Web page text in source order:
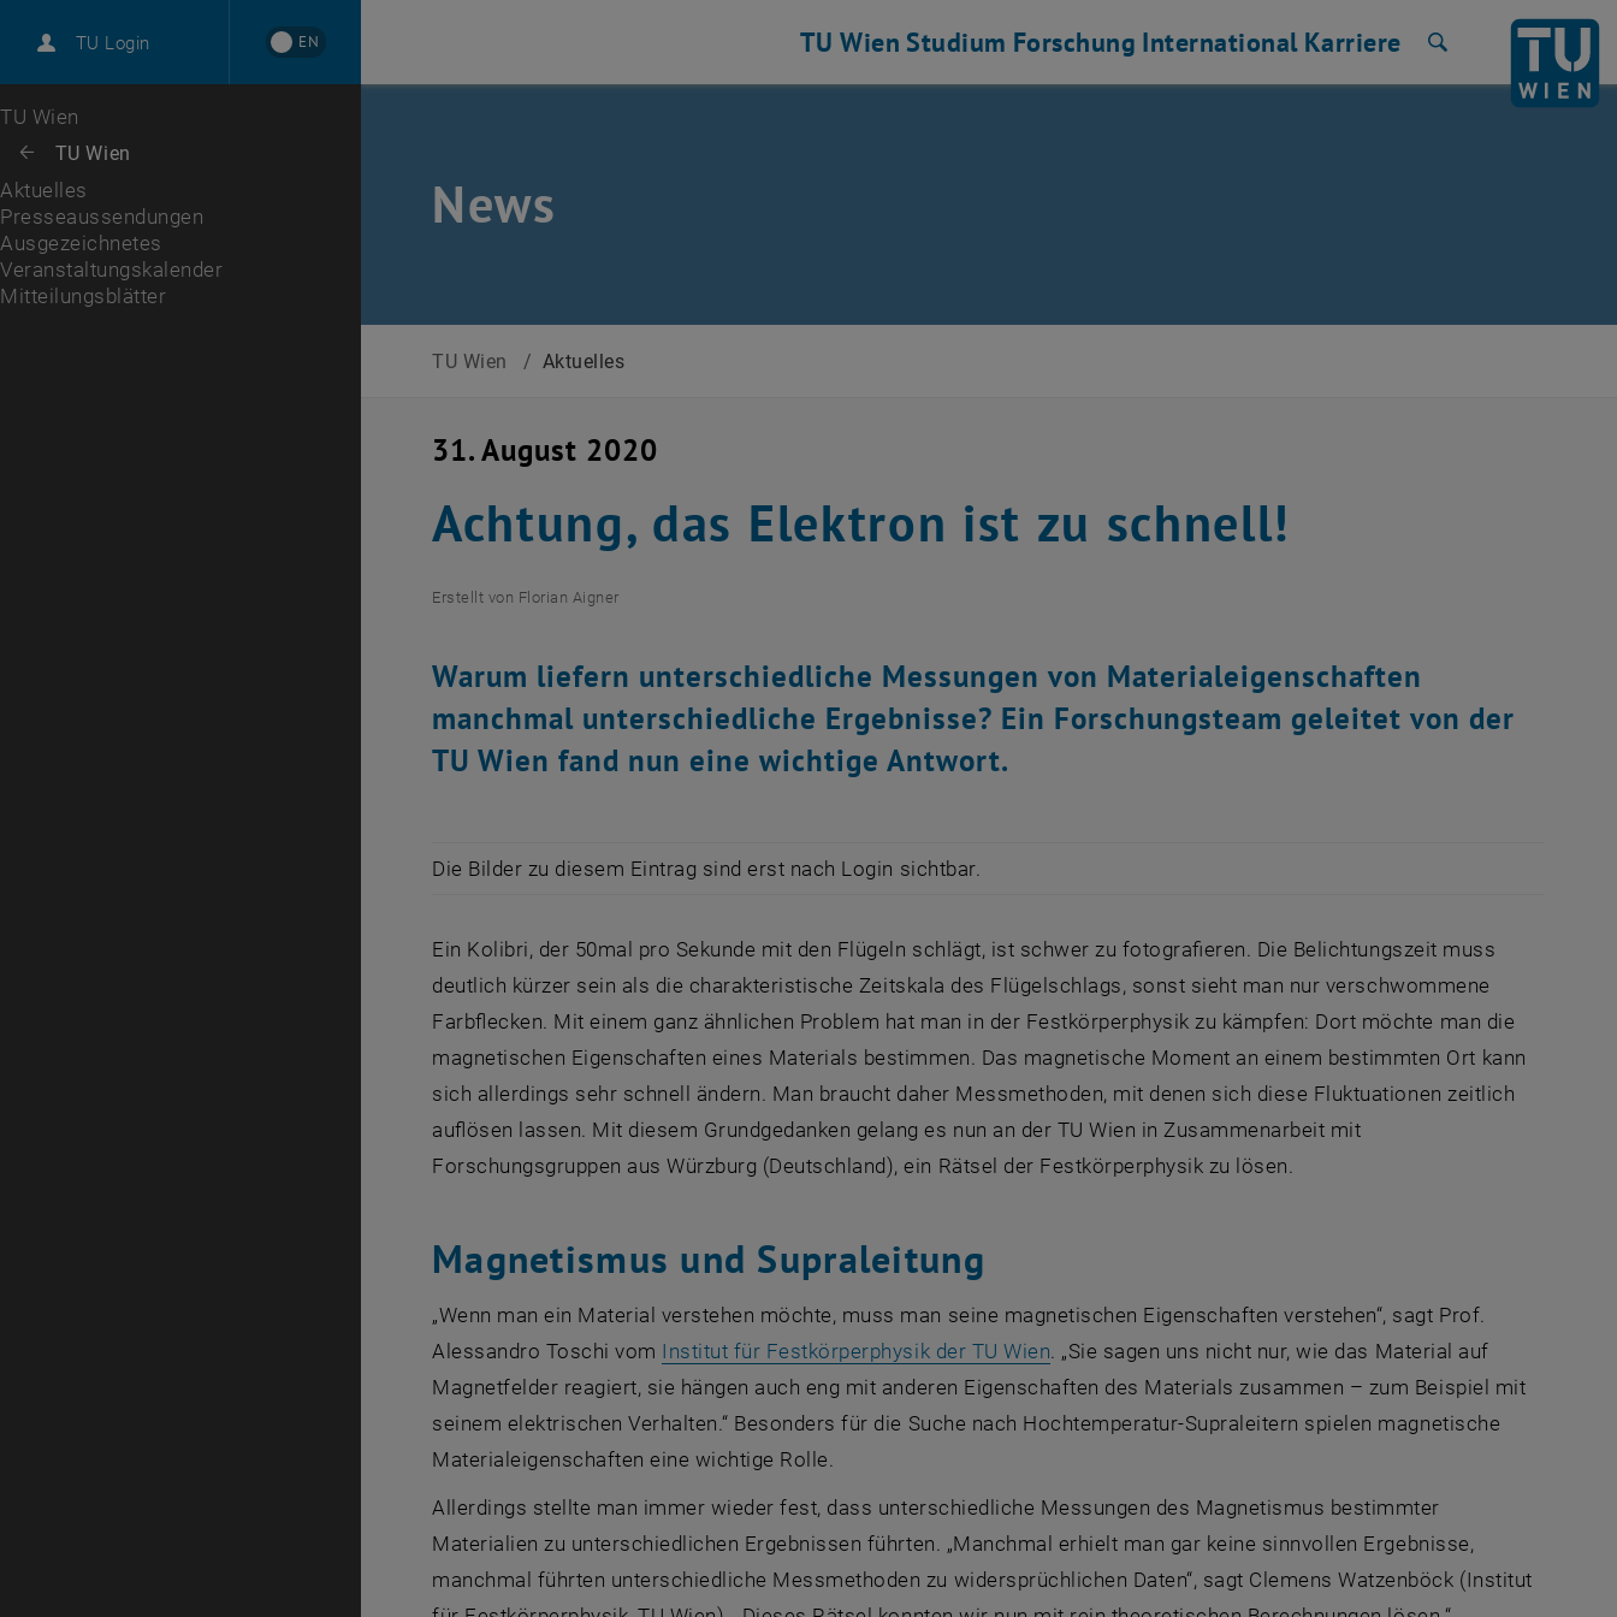
TU Login EN
Karriere
Zur 1. Menü Ebene
TU Wien
Zurück: Subseiten von TU Wien auflisten
Zurück zur letzten Ebene:
TU Wien
Aktuelles
Presseaussendungen
Ausgezeichnetes
Veranstaltungskalender
Mitteilungsblätter
, öffnet eine externe URL in einem neuen Fenster
Mitteilungsblätter
TU Wien Studium Forschung International Karriere
News
TU Wien / Aktuelles
31. August 2020
Achtung, das Elektron ist zu schnell!
Erstellt von Florian Aigner
Warum liefern unterschiedliche Messungen von Materialeigenschaften
manchmal unterschiedliche Ergebnisse? Ein Forschungsteam geleitet von der
TU Wien fand nun eine wichtige Antwort.
Die Bilder zu diesem Eintrag sind erst nach Login sichtbar.
Ein Kolibri, der 50mal pro Sekunde mit den Flügeln schlägt, ist schwer zu fotografieren. Die Belichtungszeit muss
deutlich kürzer sein als die charakteristische Zeitskala des Flügelschlags, sonst sieht man nur verschwommene
Farbflecken. Mit einem ganz ähnlichen Problem hat man in der Festkörperphysik zu kämpfen: Dort möchte man die
magnetischen Eigenschaften eines Materials bestimmen. Das magnetische Moment an einem bestimmten Ort kann
sich allerdings sehr schnell ändern. Man braucht daher Messmethoden, mit denen sich diese Fluktuationen zeitlich
auflösen lassen. Mit diesem Grundgedanken gelang es nun an der TU Wien in Zusammenarbeit mit
Forschungsgruppen aus Würzburg (Deutschland), ein Rätsel der Festkörperphysik zu lösen.
Magnetismus und Supraleitung
„Wenn man ein Material verstehen möchte, muss man seine magnetischen Eigenschaften verstehen“, sagt Prof.
Alessandro Toschi vom Institut für Festkörperphysik der TU Wien , öffnet eine externe URL in einem neuen Fenster
. „Sie sagen uns nicht nur, wie das Material auf
Magnetfelder reagiert, sie hängen auch eng mit anderen Eigenschaften des Materials zusammen – zum Beispiel mit
seinem elektrischen Verhalten.“ Besonders für die Suche nach Hochtemperatur-Supraleitern spielen magnetische
Materialeigenschaften eine wichtige Rolle.
Allerdings stellte man immer wieder fest, dass unterschiedliche Messungen des Magnetismus bestimmter
Materialien zu unterschiedlichen Ergebnissen führten. „Manchmal erhielt man gar keine sinnvollen Ergebnisse,
manchmal führten unterschiedliche Messmethoden zu widersprüchlichen Daten“, sagt Clemens Watzenböck (Institut